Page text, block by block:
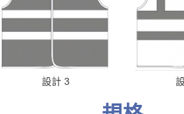
設計 3